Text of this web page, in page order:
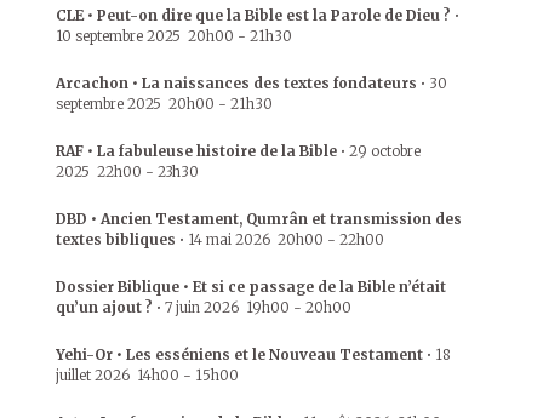
CLE • Peut-on dire que la Bible est la Parole de Dieu ? •
10 septembre 2025 20h00 - 21h30
Arcachon • La naissances des textes fondateurs • 30
septembre 2025 20h00 - 21h30
RAF • La fabuleuse histoire de la Bible • 29 octobre
2025 22h00 - 23h30
DBD • Ancien Testament, Qumrân et transmission des
textes bibliques • 14 mai 2026 20h00 - 22h00
Dossier Biblique • Et si ce passage de la Bible n’était
qu’un ajout ? • 7 juin 2026 19h00 - 20h00
Yehi-Or • Les esséniens et le Nouveau Testament • 18
juillet 2026 14h00 - 15h00